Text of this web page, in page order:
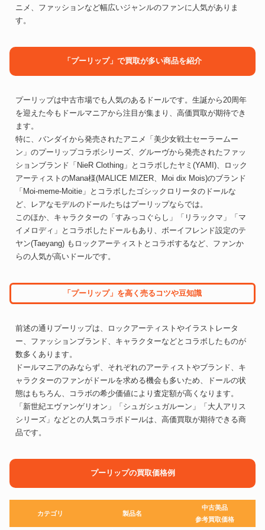
ニメ、ファッションなど幅広いジャンルのファンに人気がありま
す。
「プーリップ」で買取が多い商品を紹介
プーリップは中古市場でも人気のあるドールです。生誕から20周年
を迎えた今もドールマニアから注目が集まり、高価買取が期待でき
ます。
特に、バンダイから発売されたアニメ「美少女戦士セーラームー
ン」のプーリップコラボシリーズ、グルーヴから発売されたファッ
ションブランド「NieR Clothing」とコラボしたヤミ(YAMI)、ロック
アーティストのMana様(MALICE MIZER、Moi dix Mois)のブランド
「Moi-meme-Moitie」とコラボしたゴシックロリータのドールな
ど、レアなモデルのドールたちはプーリップならでは。
このほか、キャラクターの「すみっコぐらし」「リラックマ」「マ
イメロディ」とコラボしたドールもあり、ボーイフレンド設定のテ
ヤン(Taeyang) もロックアーティストとコラボするなど、ファンか
らの人気が高いドールです。
「プーリップ」を高く売るコツや豆知識
前述の通りプーリップは、ロックアーティストやイラストレータ
ー、ファッションブランド、キャラクターなどとコラボしたものが
数多くあります。
ドールマニアのみならず、それぞれのアーティストやブランド、キ
ャラクターのファンがドールを求める機会も多いため、ドールの状
態はもちろん、コラボの希少価値により査定額が高くなります。
「新世紀エヴァンゲリオン」「シュガシュガルーン」「大人アリス
シリーズ」などとの人気コラボドールは、高価買取が期待できる商
品です。
プーリップの買取価格例
カテゴリ 製品名
中古美品
参考買取価格